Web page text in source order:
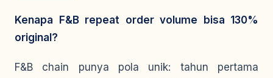
Kenapa F&B repeat order volume bisa 130%
original?
F&B chain punya pola unik: tahun pertama